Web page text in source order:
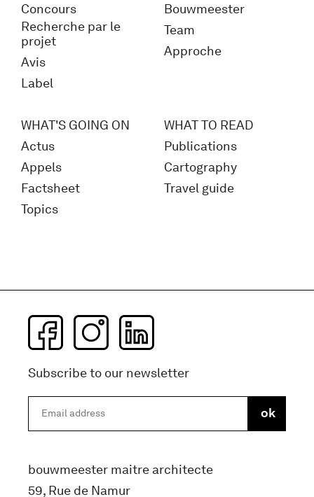
Concours
Recherche par le
projet
Avis
Label
Bouwmeester
Team
Approche
WHAT'S GOING ON
Actus
Appels
Factsheet
Topics
WHAT TO READ
Publications
Cartography
Travel guide
Subscribe to our newsletter
bouwmeester maitre architecte
59, Rue de Namur